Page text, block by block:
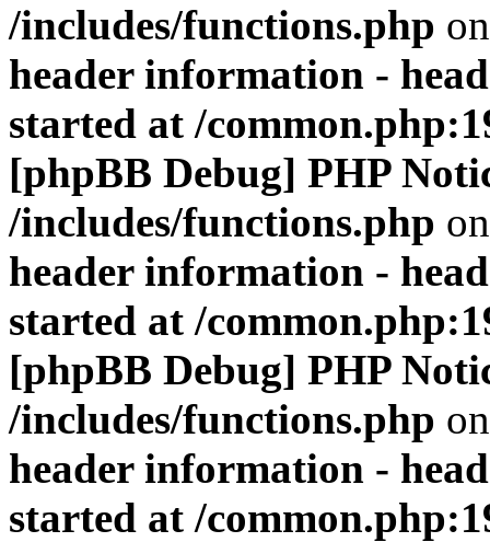
/includes/functions.php
header information -
started at /
[phpBB Debug] PHP
/includes/functions.php
header information -
started at /
[phpBB Debug] PHP
/includes/functions.php
header information -
started at /